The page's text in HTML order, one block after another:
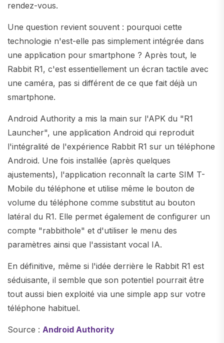
rendez-vous.
Une question revient souvent : pourquoi cette
technologie n'est-elle pas simplement intégrée dans
une application pour smartphone ? Après tout, le
Rabbit R1, c'est essentiellement un écran tactile avec
une caméra, pas si différent de ce que fait déjà un
smartphone.
Android Authority a mis la main sur l'APK du "R1
Launcher", une application Android qui reproduit
l'intégralité de l'expérience Rabbit R1 sur un téléphone
Android. Une fois installée (après quelques
ajustements), l'application reconnaît la carte SIM T-
Mobile du téléphone et utilise même le bouton de
volume du téléphone comme substitut au bouton
latéral du R1. Elle permet également de configurer un
compte "rabbithole" et d'utiliser le menu des
paramètres ainsi que l'assistant vocal IA.
En définitive, même si l'idée derrière le Rabbit R1 est
séduisante, il semble que son potentiel pourrait être
tout aussi bien exploité via une simple app sur votre
téléphone habituel.
Source : Android Authority